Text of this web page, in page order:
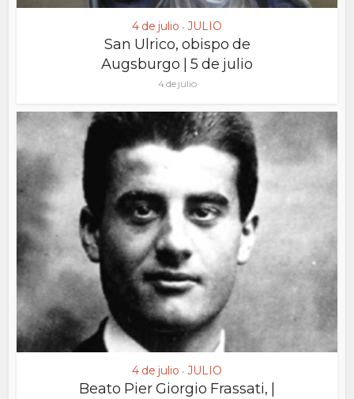
4 de julio • JULIO
San Ulrico, obispo de
Augsburgo | 5 de julio
4 de julio
4 de julio • JULIO
Beato Pier Giorgio Frassati, |